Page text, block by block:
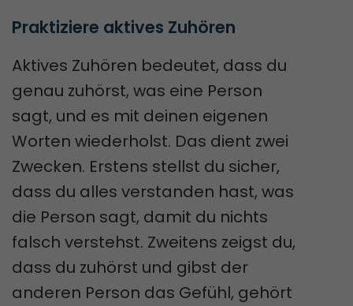
Praktiziere aktives Zuhören
Aktives Zuhören bedeutet, dass du
genau zuhörst, was eine Person
sagt, und es mit deinen eigenen
Worten wiederholst. Das dient zwei
Zwecken. Erstens stellst du sicher,
dass du alles verstanden hast, was
die Person sagt, damit du nichts
falsch verstehst. Zweitens zeigst du,
dass du zuhörst und gibst der
anderen Person das Gefühl, gehört